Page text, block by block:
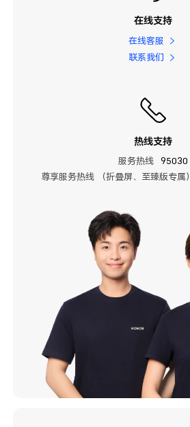
在线支持
在线客服
联系我们
热线支持
服务热线
95030
尊享服务热线 （折叠屏、至臻版专属）